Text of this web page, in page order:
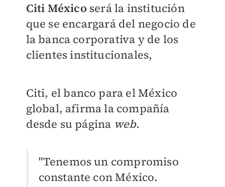
Citi México será la institución
que se encargará del negocio de
la banca corporativa y de los
clientes institucionales,
Citi, el banco para el México
global, afirma la compañía
desde su página web.
"Tenemos un compromiso
constante con México.